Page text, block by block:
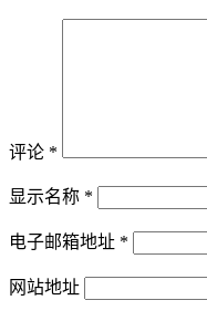
评论 *
显示名称 *
电子邮箱地址 *
网站地址